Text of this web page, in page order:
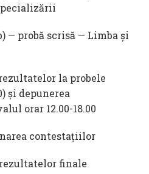
— probă scrisă — Limba și
la probele
și depunerea
orar 12.00-18.00
contestațiilor
finale